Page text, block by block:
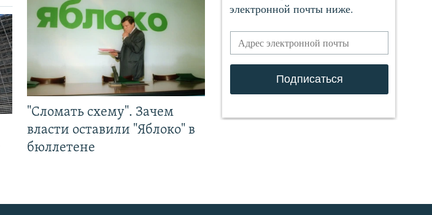
"Сломать схему". Зачем
власти оставили "Яблоко" в
бюллетене